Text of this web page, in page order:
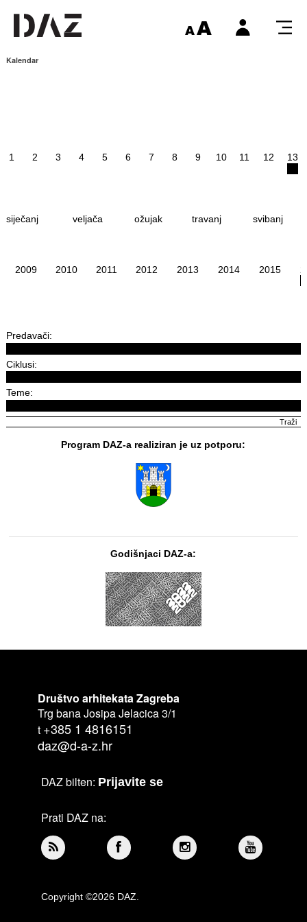
Kalendar
1 2 3 4 5 6 7 8 9 10 11 12 13
siječanj veljača ožujak travanj svibanj
2009 2010 2011 2012 2013 2014 2015
Predavači:
Ciklusi:
Teme:
Program DAZ-a realiziran je uz potporu:
Godišnjaci DAZ-a:
Društvo arhitekata Zagreba
Trg bana Josipa Jelacica 3/1
t +385 1 4816151
daz@d-a-z.hr
DAZ bilten: Prijavite se
Prati DAZ na:
Copyright ©2026 DAZ.